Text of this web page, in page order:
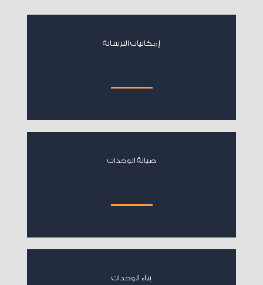
إمكانيات الترسانة
صيانة الوحدات
بناء الوحدات